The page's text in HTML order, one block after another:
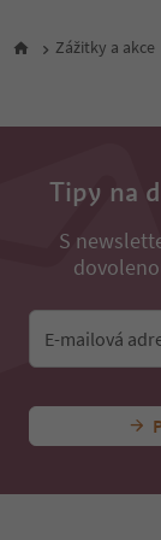
Zážitky a akce
Tipy na
S
E-mailová